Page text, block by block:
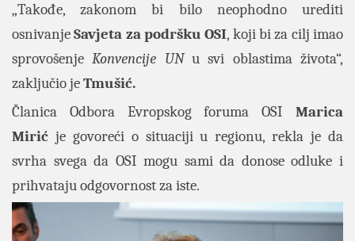
„Takođe, zakonom bi bilo neophodno urediti
osnivanjeSavjeta za podršku OSI, koji bi za cilj imao
sprovošenjeKonvencije UNu svi oblastima života“,
zaključio jeTmušić.
Članica Odbora Evropskog foruma OSI Marica
Mirić je govoreći o situaciji u regionu, rekla je da
svrha svega da OSI mogu sami da donose odluke i
prihvataju odgovornost za iste.